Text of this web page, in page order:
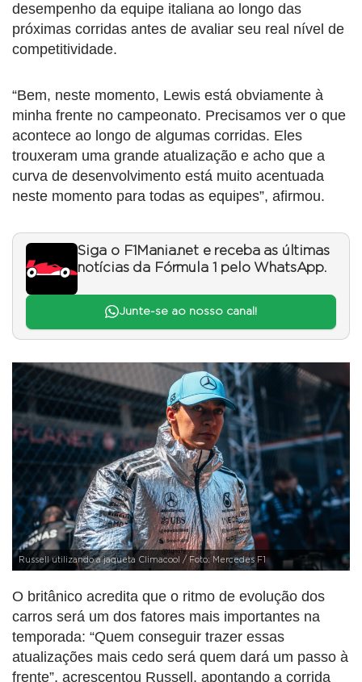
desempenho da equipe italiana ao longo das
próximas corridas antes de avaliar seu real nível de
competitividade.
“Bem, neste momento, Lewis está obviamente à
minha frente no campeonato. Precisamos ver o que
acontece ao longo de algumas corridas. Eles
trouxeram uma grande atualização e acho que a
curva de desenvolvimento está muito acentuada
neste momento para todas as equipes”, afirmou.
Siga o F1Mania.net e receba as últimas
notícias da Fórmula 1 pelo WhatsApp.
Junte-se ao nosso canal!
Russell utilizando a jaqueta Climacool / Foto: Mercedes F1
O britânico acredita que o ritmo de evolução dos
carros será um dos fatores mais importantes na
temporada: “Quem conseguir trazer essas
atualizações mais cedo será quem dará um passo à
frente”, acrescentou Russell, apontando a corrida